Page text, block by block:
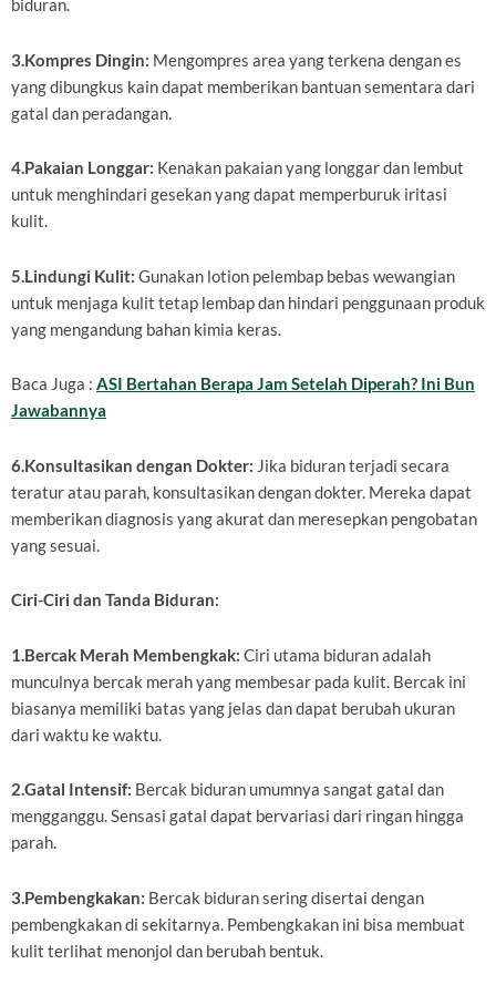
biduran.
3.Kompres Dingin: Mengompres area yang terkena dengan es
yang dibungkus kain dapat memberikan bantuan sementara dari
gatal dan peradangan.
4.Pakaian Longgar: Kenakan pakaian yang longgar dan lembut
untuk menghindari gesekan yang dapat memperburuk iritasi
kulit.
5.Lindungi Kulit: Gunakan lotion pelembap bebas wewangian
untuk menjaga kulit tetap lembap dan hindari penggunaan produk
yang mengandung bahan kimia keras.
Baca Juga : ASI Bertahan Berapa Jam Setelah Diperah? Ini Bun
Jawabannya
6.Konsultasikan dengan Dokter: Jika biduran terjadi secara
teratur atau parah, konsultasikan dengan dokter. Mereka dapat
memberikan diagnosis yang akurat dan meresepkan pengobatan
yang sesuai.
Ciri-Ciri dan Tanda Biduran:
1.Bercak Merah Membengkak: Ciri utama biduran adalah
munculnya bercak merah yang membesar pada kulit. Bercak ini
biasanya memiliki batas yang jelas dan dapat berubah ukuran
dari waktu ke waktu.
2.Gatal Intensif: Bercak biduran umumnya sangat gatal dan
mengganggu. Sensasi gatal dapat bervariasi dari ringan hingga
parah.
3.Pembengkakan: Bercak biduran sering disertai dengan
pembengkakan di sekitarnya. Pembengkakan ini bisa membuat
kulit terlihat menonjol dan berubah bentuk.